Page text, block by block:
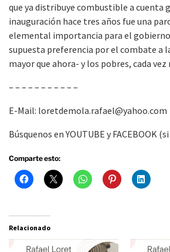
que ya distribuye combustible a cuenta
inauguración hace tres años fue una
elemental importancia para el gobierno
supuesta preferencia por el combate a
mayor que ahora- y los pobres, cada
– – – – – – – – – – –
E-Mail: loretdemola.rafael@yahoo.com
Búsquenos en YOUTUBE y FACEBOOK
Comparte esto:
Relacionado